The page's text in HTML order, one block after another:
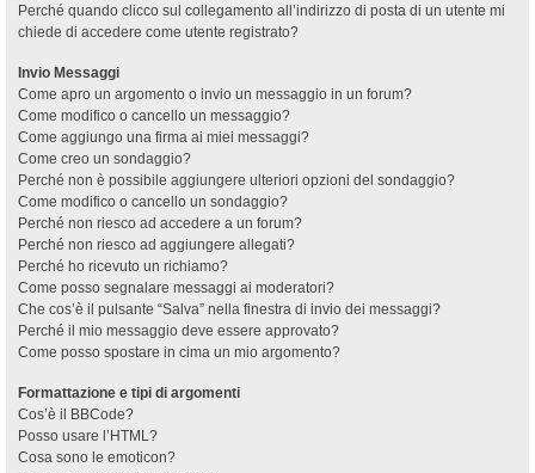
Perché quando clicco sul collegamento all’indirizzo di posta di un utente mi
chiede di accedere come utente registrato?
Invio Messaggi
Come apro un argomento o invio un messaggio in un forum?
Come modifico o cancello un messaggio?
Come aggiungo una firma ai miei messaggi?
Come creo un sondaggio?
Perché non è possibile aggiungere ulteriori opzioni del sondaggio?
Come modifico o cancello un sondaggio?
Perché non riesco ad accedere a un forum?
Perché non riesco ad aggiungere allegati?
Perché ho ricevuto un richiamo?
Come posso segnalare messaggi ai moderatori?
Che cos’è il pulsante “Salva” nella finestra di invio dei messaggi?
Perché il mio messaggio deve essere approvato?
Come posso spostare in cima un mio argomento?
Formattazione e tipi di argomenti
Cos’è il BBCode?
Posso usare l’HTML?
Cosa sono le emoticon?